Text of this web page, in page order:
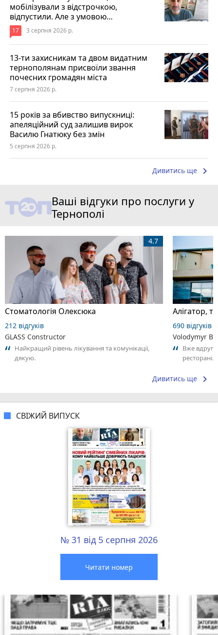
мобілізували з відстрочкою,
відпустили. Але з умовою…
17 3 серпня 2026 р.
13-ти захисникам та двом видатним
тернополянам присвоїли звання
почесних громадян міста
7 серпня 2026 р.
15 років за вбивство випускниці:
апеляційний суд залишив вирок
Василю Гнатюку без змін
5 серпня 2026 р.
Дивитись ще keyboard_arrow_right
Ваші відгуки про послуги у
Тернополі
Стоматологія Олексюка
4.7
212 відгуків
GLASS Constructor
Найкращий рівень лікування та комунікації,
дякую.
690 відгуків
Volodymyr
Вже
ресторані.
Дивитись ще keyboard_arrow_right
СВІЖИЙ ВИПУСК
№ 31 від 5 серпня 2026
Читати номер